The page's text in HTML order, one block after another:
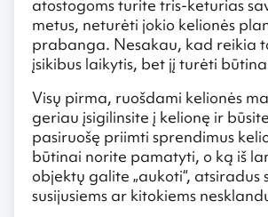
atostogoms turite tris-keturias
metus, neturėti jokio kelionės
prabanga. Nesakau, kad reikia
įsikibus laikytis, bet jį turėti
Visų pirma, ruošdami kelionės
geriau įsigilinsite į kelionę ir
pasiruošę priimti sprendimus
būtinai norite pamatyti, o ką iš
objektų galite „aukoti“, atsiradus
susijusiems ar kitokiems